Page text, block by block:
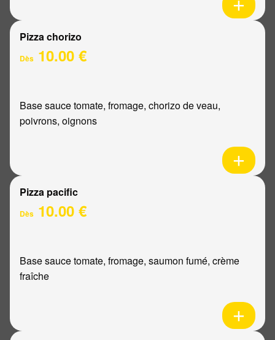
Pizza chorizo
Dès 10.00 €
Base sauce tomate, fromage, chorizo de veau,
poivrons, oignons
Pizza pacific
Dès 10.00 €
Base sauce tomate, fromage, saumon fumé, crème
fraîche